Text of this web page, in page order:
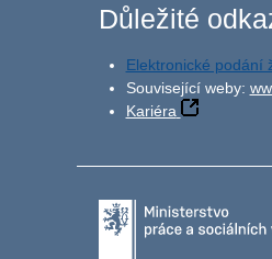
Důležité
Elektronické podání
Související weby:
Kariéra